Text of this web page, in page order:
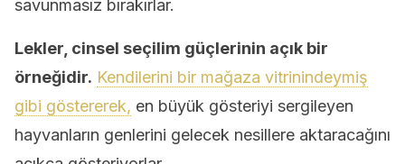
savunmasız bırakırlar.
Lekler, cinsel seçilim güçlerinin açık bir
örneğidir. Kendilerini bir mağaza vitrinindeymiş
gibi göstererek, en büyük gösteriyi sergileyen
hayvanların genlerini gelecek nesillere aktaracağını